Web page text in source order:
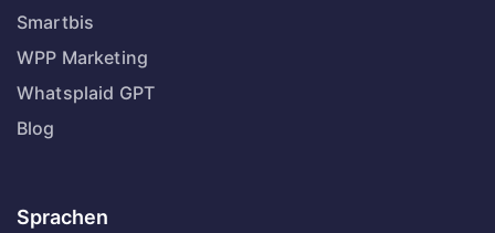
Smartbis
WPP Marketing
Whatsplaid GPT
Blog
Sprachen